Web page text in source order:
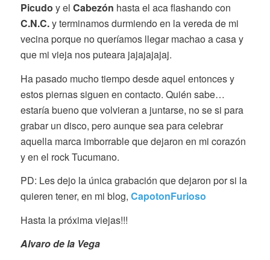
Picudo y el Cabezón hasta el aca flashando con
C.N.C.y terminamos durmiendo en la vereda de mi
vecina porque no queríamos llegar machao a casa y
que mi vieja nos puteara jajajajajaj.
Ha pasado mucho tiempo desde aquel entonces y
estos piernas siguen en contacto. Quién sabe…
estaría bueno que volvieran a juntarse, no se si para
grabar un disco, pero aunque sea para celebrar
aquella marca imborrable que dejaron en mi corazón
y en el rock Tucumano.
PD: Les dejo la única grabación que dejaron por si la
quieren tener, en mi blog, CapotonFurioso
Hasta la próxima viejas!!!
Alvaro de la Vega